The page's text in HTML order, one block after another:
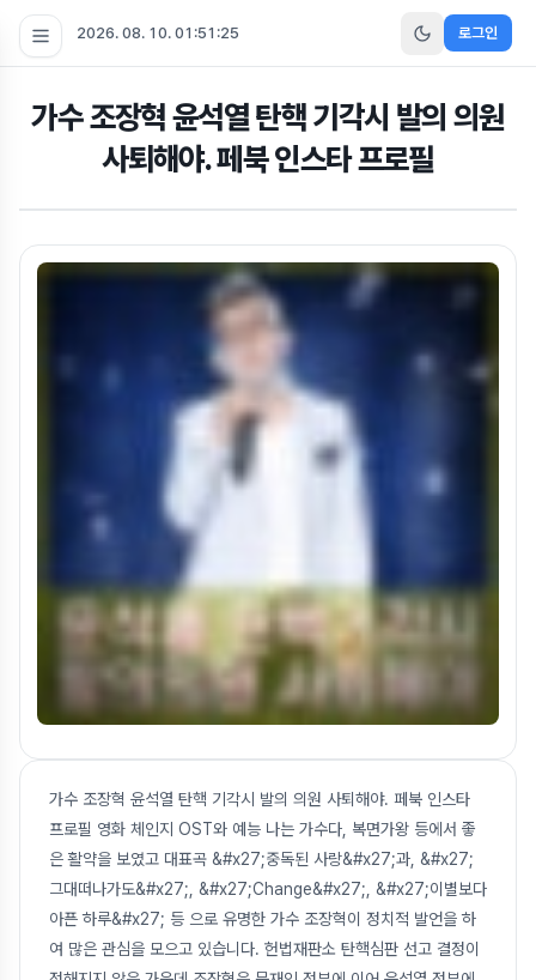
2026. 08. 10. 01:51:26 로그인
가수 조장혁 윤석열 탄핵 기각시 발의 의원
사퇴해야. 페북 인스타 프로필
가수 조장혁 윤석열 탄핵 기각시 발의 의원 사퇴해야. 페북 인스타
프로필 영화 체인지 OST와 예능 나는 가수다, 복면가왕 등에서 좋
은 활약을 보였고 대표곡 &#x27;중독된 사랑&#x27;과, &#x27;
그대떠나가도&#x27;, &#x27;Change&#x27;, &#x27;이별보다
아픈 하루&#x27; 등 으로 유명한 가수 조장혁이 정치적 발언을 하
여 많은 관심을 모으고 있습니다. 헌법재판소 탄핵심판 선고 결정이